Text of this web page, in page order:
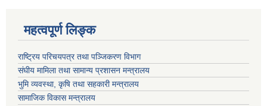
महत्वपूर्ण लि‍‍‍‍‍‌ङ्क
राष्ट्रिय परिचयपत्र तथा पञ्जिकरण विभाग
संघीय मामिला तथा सामान्य प्रशासन मन्त्रालय
भुमि व्यवस्था, कृषि तथा सहकारी मन्त्रालय
सामाजिक विकास मन्त्रालय